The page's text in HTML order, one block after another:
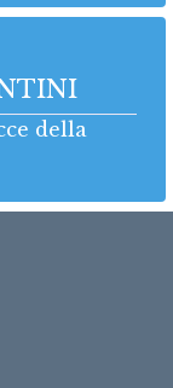
della